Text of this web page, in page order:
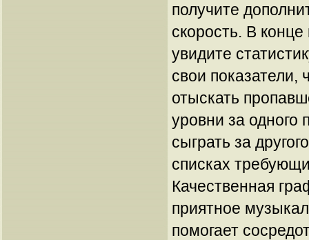
получите
скорость. В
увидите
свои показатели,
отыскать
уровни за одного
сыграть за
списках
Качественная
приятное
помогает